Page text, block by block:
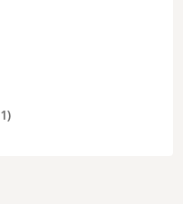
1)